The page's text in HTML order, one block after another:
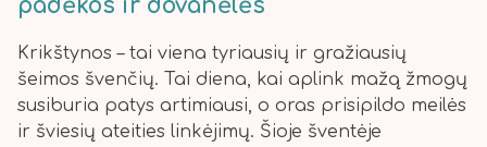
padėkos ir dovanėlės
Krikštynos – tai viena tyriausių ir gražiausių
šeimos švenčių. Tai diena, kai aplink mažą žmogų
susiburia patys artimiausi, o oras prisipildo meilės
ir šviesių ateities linkėjimų. Šioje šventėje